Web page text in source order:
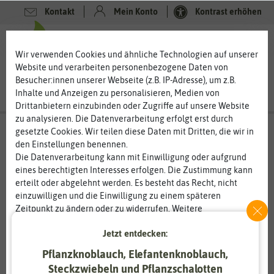
Kontakt Mein Konto Kontrast erhöhen
Wir verwenden Cookies und ähnliche Technologien auf unserer
Website und verarbeiten personenbezogene Daten von
Besucher:innen unserer Webseite (z.B. IP-Adresse), um z.B.
Inhalte und Anzeigen zu personalisieren, Medien von
Drittanbietern einzubinden oder Zugriffe auf unsere Website
zu analysieren. Die Datenverarbeitung erfolgt erst durch
gesetzte Cookies. Wir teilen diese Daten mit Dritten, die wir in
den Einstellungen benennen.
Die Datenverarbeitung kann mit Einwilligung oder aufgrund
eines berechtigten Interesses erfolgen. Die Zustimmung kann
erteilt oder abgelehnt werden. Es besteht das Recht, nicht
einzuwilligen und die Einwilligung zu einem späteren
Zeitpunkt zu ändern oder zu widerrufen. Weitere
Informationen zur Verwendung personenbezogener Daten und
den Diensten erklären wir in unsererDaten­schutz­erklärung
Essenziell Statistik
Jetzt entdecken:
Pflanzknoblauch, Elefantenknoblauch,
Steckzwiebeln und Pflanzschalotten